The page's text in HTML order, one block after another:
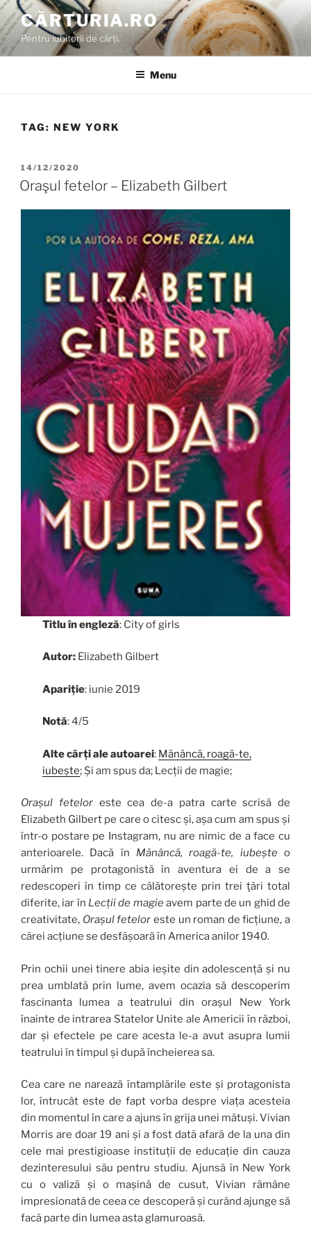
Skip
to
content
CĂRTURIA.RO
Pentru iubitorii de cărți.
Menu
TAG: NEW YORK
POSTED
ON
14/12/2020
Oraşul fetelor – Elizabeth Gilbert
Titlu în engleză: City of girls
Autor: Elizabeth Gilbert
Apariție: iunie 2019
Notă: 4/5
Alte cărți ale autoarei: Mănâncă, roagă-te,
iubește; Și am spus da; Lecții de magie;
Orașul feteloreste cea de-a patra carte scrisă de
Elizabeth Gilbert pe care o citesc și, așa cum am spus și
într-o postare pe Instagram, nu are nimic de a face cu
anterioarele. Dacă în Mănâncă, roagă-te, iubește o
urmărim pe protagonistă în aventura ei de a se
redescoperi în timp ce călătorește prin trei ţări total
diferite, iar în Lecții de magieavem parte de un ghid de
creativitate, Orașul fetelor este un roman de ficțiune, a
cărei acțiune se desfășoară în America anilor 1940.
Prin ochii unei tinere abia ieșite din adolescență și nu
prea umblată prin lume, avem ocazia să descoperim
fascinanta lumea a teatrului din orașul New York
înainte de intrarea Statelor Unite ale Americii în război,
dar și efectele pe care acesta le-a avut asupra lumii
teatrului în timpul și după încheierea sa.
Cea care ne narează întamplările este și protagonista
lor, întrucât este de fapt vorba despre viața acesteia
din momentul în care a ajuns în grija unei mătuși. Vivian
Morris are doar 19 ani și a fost dată afară de la una din
cele mai prestigioase instituții de educație din cauza
dezinteresului său pentru studiu. Ajunsă în New York
cu o valiză și o mașină de cusut, Vivian rămâne
impresionată de ceea ce descoperă și curând ajunge să
facă parte din lumea asta glamuroasă.